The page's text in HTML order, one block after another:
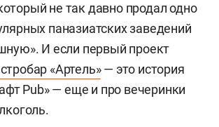
не так давно продал одно
паназиатских заведений
И если первый проект
«Артель»— это история
Pub» — еще и про вечеринки